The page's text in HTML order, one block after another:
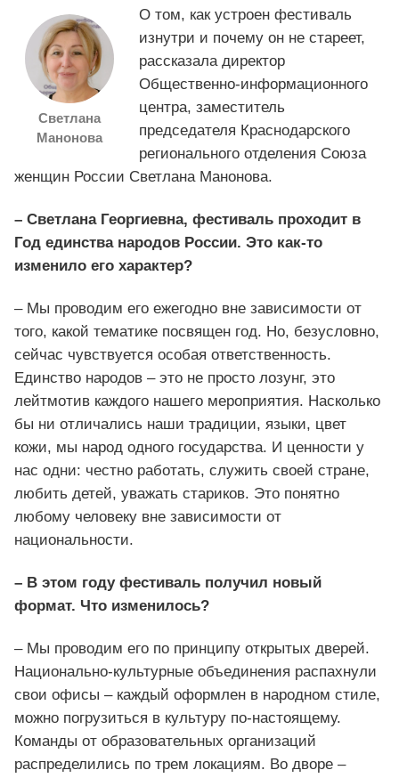
Светлана
Манонова
О том, как устроен фестиваль
изнутри и почему он не стареет,
рассказала директор
Общественно-информационного
центра, заместитель
председателя Краснодарского
регионального отделения Союза
женщин России Светлана Манонова.
– Светлана Георгиевна, фестиваль проходит в
Год единства народов России. Это как-то
изменило его характер?
– Мы проводим его ежегодно вне зависимости от
того, какой тематике посвящен год. Но, безусловно,
сейчас чувствуется особая ответственность.
Единство народов – это не просто лозунг, это
лейтмотив каждого нашего мероприятия. Насколько
бы ни отличались наши традиции, языки, цвет
кожи, мы народ одного государства. И ценности у
нас одни: честно работать, служить своей стране,
любить детей, уважать стариков. Это понятно
любому человеку вне зависимости от
национальности.
– В этом году фестиваль получил новый
формат. Что изменилось?
– Мы проводим его по принципу открытых дверей.
Национально-культурные объединения распахнули
свои офисы – каждый оформлен в народном стиле,
можно погрузиться в культуру по-настоящему.
Команды от образовательных организаций
распределились по трем локациям. Во дворе –